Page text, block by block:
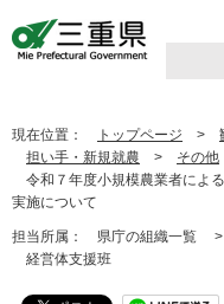
現在位置： トップページ >
担い手・新規就農 > その他
令和７年度小規模農業者によ
実施について
担当所属： 県庁の組織一覧 >
経営体支援班